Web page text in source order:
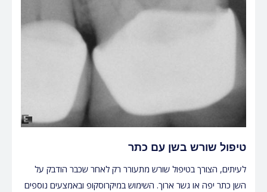
טיפול שורש בשן עם כתר
לעיתים, הצורך בטיפול שורש מתעורר רק לאחר שכבר הודבק על
השן כתר יפה או גשר ארוך. השימוש במיקרוסקופ ובאמצעים נוספים